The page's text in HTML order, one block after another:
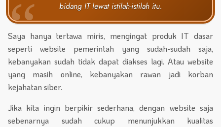
bidang IT lewat istilah-istilah itu.
Saya hanya tertawa miris, mengingat produk IT dasar
seperti website pemerintah yang sudah-sudah saja,
kebanyakan sudah tidak dapat diakses lagi. Atau website
yang masih online, kebanyakan rawan jadi korban
kejahatan siber.
Jika kita ingin berpikir sederhana, dengan website saja
sebenarnya sudah cukup menunjukkan kualitas